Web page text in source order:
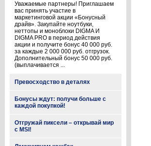
Уважаемые партнеры! Приглашаем
вас принять участие в
маркетинговой акции «Бонусный
драйв». Закупайте ноутбуки,
неттопы и моноблоки DIGMA И
DIGMA PRO в период действия
акции и получите бонус 40 000 руб.
за каждые 2 000 000 руб. отгрузок.
Дополнительный бонус 50 000 руб.
(выплачивается ...
Превосходство в деталях
Бонусы ждут: получи больше с
каждой покупкой!
Отгружай пиксели – открывай мир
с MSI!